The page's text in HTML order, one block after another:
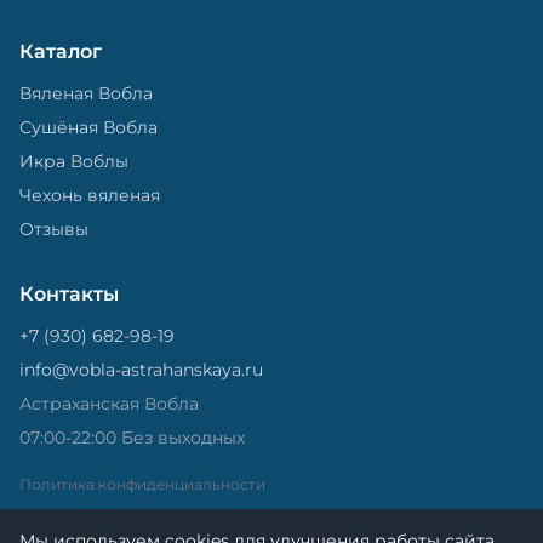
Каталог
Вяленая Вобла
Сушёная Вобла
Икра Воблы
Чехонь вяленая
Отзывы
Контакты
+7 (930) 682-98-19
info@vobla-astrahanskaya.ru
Астраханская Вобла
07:00-22:00 Без выходных
Политика конфиденциальности